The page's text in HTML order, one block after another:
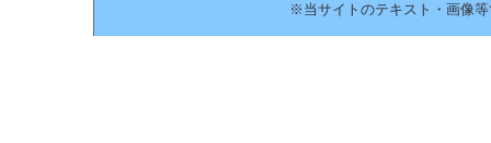
※当サイトのテキスト・画像